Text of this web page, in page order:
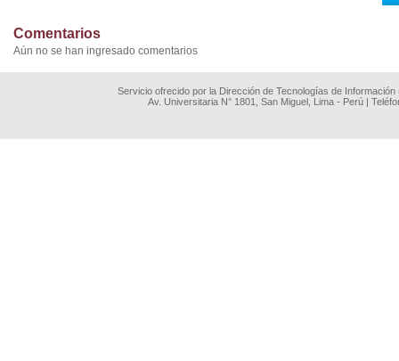
Comentarios
Aún no se han ingresado comentarios
Servicio ofrecido por la Dirección de Tecnologías de
Av. Universitaria N° 1801, San Miguel, Lima - Perú |